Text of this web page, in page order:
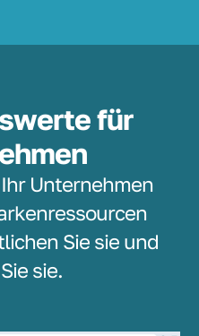
für
Unternehmen
Sie sie und
sie.